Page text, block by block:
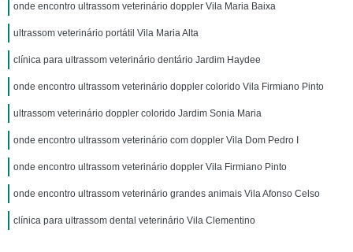
onde encontro ultrassom veterinário doppler Vila Maria Baixa
ultrassom veterinário portátil Vila Maria Alta
clínica para ultrassom veterinário dentário Jardim Haydee
onde encontro ultrassom veterinário doppler colorido Vila Firmiano Pinto
ultrassom veterinário doppler colorido Jardim Sonia Maria
onde encontro ultrassom veterinário com doppler Vila Dom Pedro I
onde encontro ultrassom veterinário doppler Vila Firmiano Pinto
onde encontro ultrassom veterinário grandes animais Vila Afonso Celso
clínica para ultrassom dental veterinário Vila Clementino